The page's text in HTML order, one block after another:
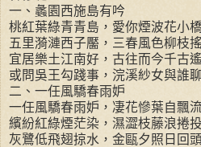
一、蠡園西施島有吟
桃紅葉綠青青島，愛你煙波花小
五里漪漣西子靨，三春風色柳枝
宜居樂土江南好，古往而今千古
或問吳王勾踐事，浣溪紗女與誰
二、一任風驕春雨妒
一任風驕春雨妒，凄花慘葉自飄
繽紛紅綠煙茫染，濕澀枝藤浪捲
灰鷺低飛翅掠水，金甌夕照日回